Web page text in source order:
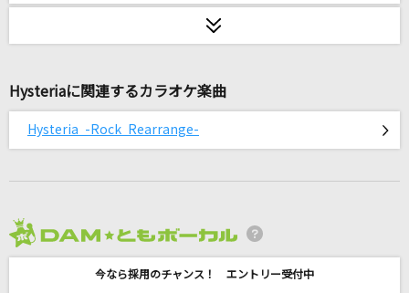
ファンサ
Heart of glass
城田優(U)
[生音]星座になれたら
[オリカラ]負けないで
Hysteriaに関連するカラオケ楽曲
Hysteria -Rock Rearrange-
今なら採用のチャンス！ エントリー受付中